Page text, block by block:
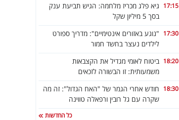
17:15 גיא פלג מכריז מלחמה: הגיש תביעת ענק
בסך 5 מיליון שקל
17:30 "נוגע באזורים אינטימיים": מדריך ספורט
לילדים נעצר בחשד חמור
18:20 ביטוח לאומי מגדיל את הקצבאות
משמעותית: זו הבשורה לזכאים
18:30 חודש אחרי הגמר של "האח הגדול": זה מה
שקרה עם גל רובין ורפאלה טווינה
כל החדשות